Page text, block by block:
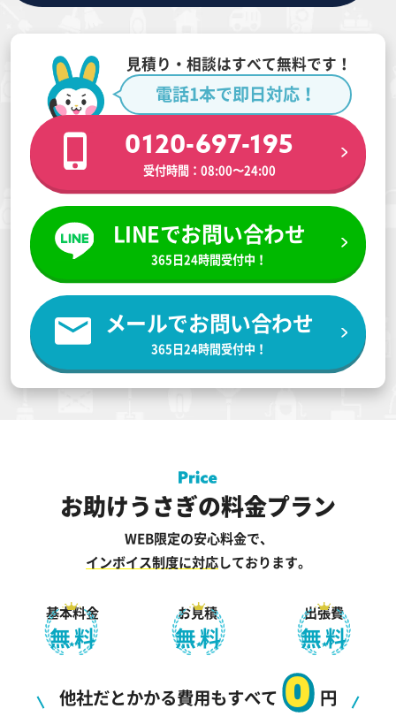
見積り・相談はすべて無料です！
電話1本で即日対応！
0120-697-195
受付時間：08:00〜24:00
LINEでお問い合わせ
365日24時間受付中！
メールでお問い合わせ
365日24時間受付中！
お助けうさぎの料金プラン
WEB限定の安心料金で、
インボイス制度に対応しております。
基本料金
無料
お見積
無料
出張費
無料
他社だとかかる費用もすべて
0
円